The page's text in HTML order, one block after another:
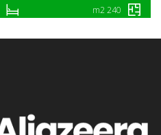
240 m2